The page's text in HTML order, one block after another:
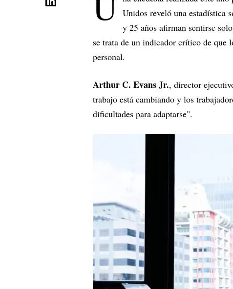
Unidos reveló una estadística
y 25 años afirman sentirse
se trata de un indicador crítico de que
personal.
Arthur C. Evans Jr., director
trabajo está cambiando y los
dificultades para adaptarse".